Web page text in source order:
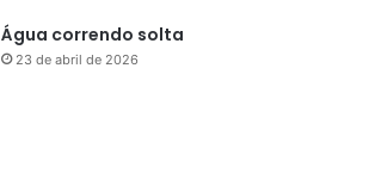
Água correndo solta
23 de abril de 2026